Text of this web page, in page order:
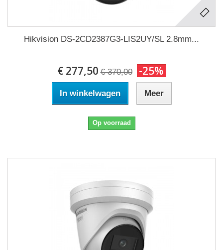
Hikvision DS-2CD2387G3-LIS2UY/SL 2.8mm...
€ 277,50 € 370,00 -25%
In winkelwagen Meer
Op voorraad